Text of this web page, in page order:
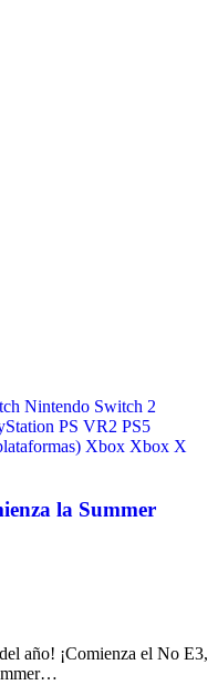
Nintendo Switch 2
PS VR2 PS5
Xbox Xbox X
la Summer
año! ¡Comienza el No E3,